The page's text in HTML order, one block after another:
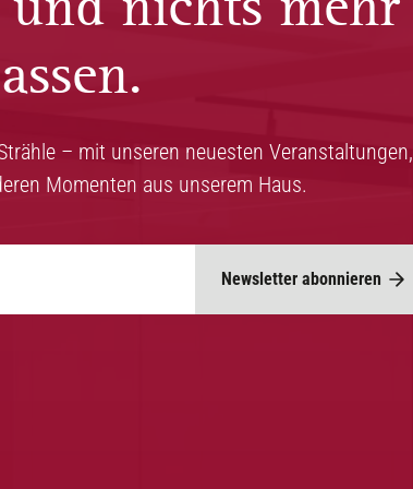
– mit unseren neuesten Veranstaltungen,
Momenten aus unserem Haus.
Newsletter abonnieren